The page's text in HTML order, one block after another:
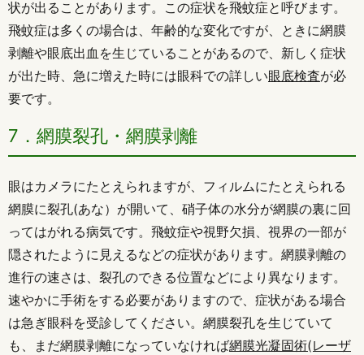
状が出ることがあります。この症状を飛蚊症と呼びます。
飛蚊症は多くの場合は、年齢的な変化ですが、ときに網膜
剥離や眼底出血を生じていることがあるので、新しく症状
が出た時、急に増えた時には眼科での詳しい眼底検査が必
要です。
7．網膜裂孔・網膜剥離
眼はカメラにたとえられますが、フィルムにたとえられる
網膜に裂孔(あな）が開いて、硝子体の水分が網膜の裏に回
ってはがれる病気です。飛蚊症や視野欠損、視界の一部が
隠されたように見えるなどの症状があります。網膜剥離の
進行の速さは、裂孔のできる位置などにより異なります。
速やかに手術をする必要がありますので、症状がある場合
は急ぎ眼科を受診してください。網膜裂孔を生じていて
も、まだ網膜剥離になっていなければ網膜光凝固術(レーザ